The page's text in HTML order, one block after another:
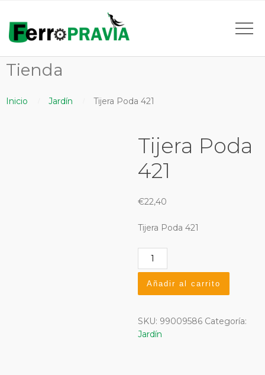
Tienda
Inicio Jardín Tijera Poda 421
Tijera Poda
421
€22,40
Tijera Poda 421
Tijera
Poda
421
cantidad
Añadir al carrito
SKU: 99009586 Categoría:
Jardín